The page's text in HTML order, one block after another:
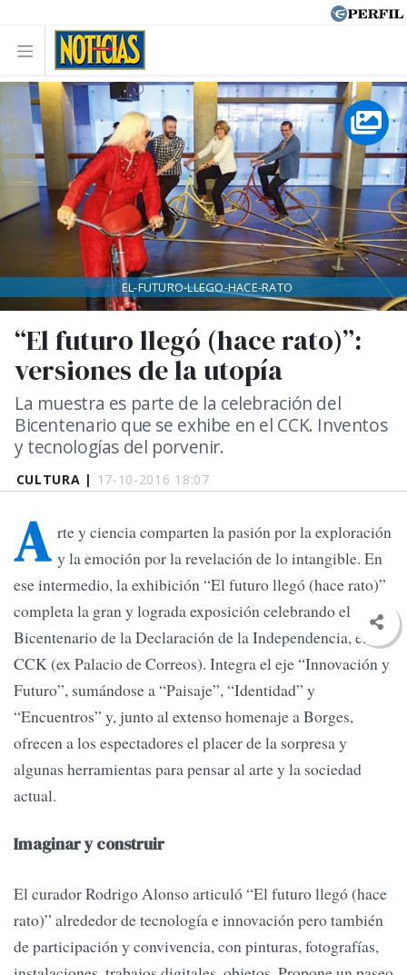
CULTURA | 17-10-2016 18:07
“El futuro llegó (hace rato)”:
versiones de la utopía
La muestra es parte de la celebración del
Bicentenario que se exhibe en el CCK. Inventos
y tecnologías del porvenir.
EL-FUTURO-LLEGO-HACE-RATO
A rte y ciencia comparten la pasión por la exploración
y la emoción por la revelación de lo intangible. En
ese intermedio, la exhibición “El futuro llegó (hace rato)”
completa la gran y lograda exposición celebrando el
Bicentenario de la Declaración de la Independencia, en
CCK (ex Palacio de Correos). Integra el eje “Innovación y
Futuro”, sumándose a “Paisaje”, “Identidad” y
“Encuentros” y, junto al extenso homenaje a Borges,
ofrecen a los espectadores el placer de la sorpresa y
algunas herramientas para pensar al arte y la sociedad
actual.
Imaginar y construir
El curador Rodrigo Alonso articuló “El futuro llegó (hace
rato)” alrededor de tecnología e innovación pero también
de participación y convivencia, con pinturas, fotografías,